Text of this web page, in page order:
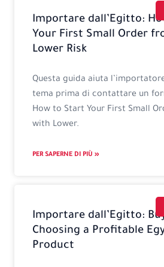
Importare dall’Egitto:
Your First Small Order
Lower Risk
Questa guida aiuta
tema prima di contattare un
How to Start Your First Small
with Lower.
PER SAPERNE DI PIÙ »
Importare dall’Egitto:
Choosing a Profitable
Product